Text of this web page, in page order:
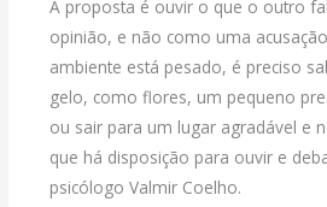
A proposta é ouvir o que o outro
opinião, e não como uma
ambiente está pesado, é preciso
gelo, como flores, um pequeno
ou sair para um lugar agradável e
que há disposição para ouvir e
psicólogo Valmir Coelho.